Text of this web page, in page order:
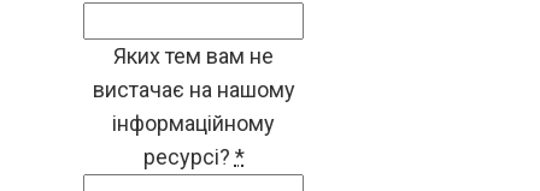
Яких тем вам не
вистачає на нашому
інформаційному
ресурсі? *